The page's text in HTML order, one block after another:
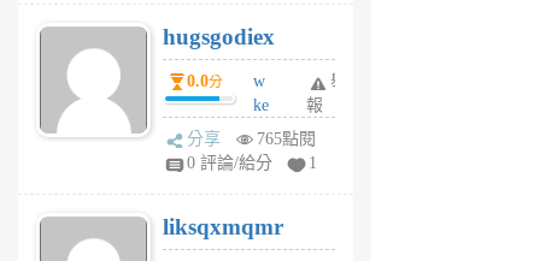
6
個
月
前
hugsgodiex
0.0分
w
ke
rv
pj
6
個
舉
報
分享
765點閱
0 評論/給分
1
liksqxmqmr